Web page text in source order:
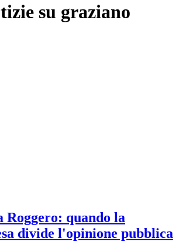
su graziano
Roggero: quando la
divide l'opinione pubblica